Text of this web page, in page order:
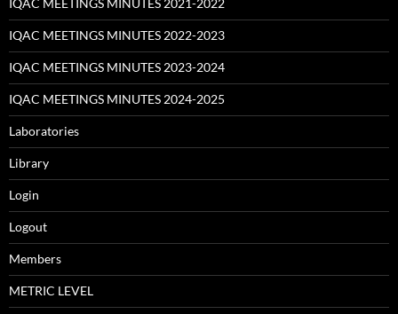
IQAC MEETINGS MINUTES 2021-2022
IQAC MEETINGS MINUTES 2022-2023
IQAC MEETINGS MINUTES 2023-2024
IQAC MEETINGS MINUTES 2024-2025
Laboratories
Library
Login
Logout
Members
METRIC LEVEL